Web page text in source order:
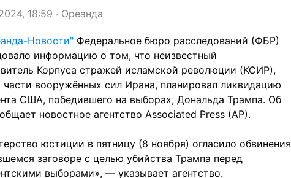
18:59 · Ореанда
Новости" Федеральное бюро расследований (ФБР)
информацию о том, что неизвестный
Корпуса стражей исламской революции (КСИР),
части вооружённых сил Ирана, планировал ликвидацию
США, победившего на выборах, Дональда Трампа. Об
новостное агентство Associated Press (AP).
юстиции в пятницу (8 ноября) огласило обвинения
заговоре с целью убийства Трампа перед
выборами», — указывает агентство.